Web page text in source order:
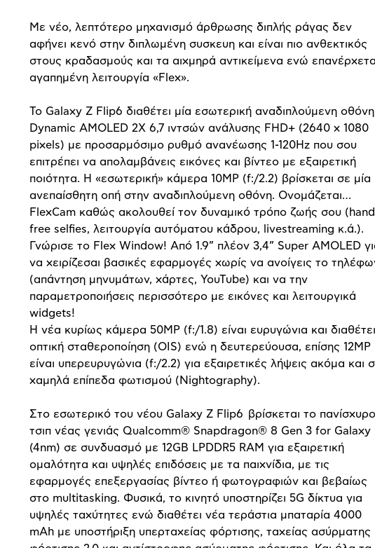
Με νέο, λεπτότερο μηχανισμό άρθρωσης διπλής ράγας δεν
αφήνει κενό στην διπλωμένη συσκευη και είναι πιο ανθεκτικός
στους κραδασμούς και τα αιχμηρά αντικείμενα ενώ
αγαπημένη λειτουργία «Flex».
Το Galaxy Z Flip6 διαθέτει μία εσωτερική αναδιπλούμενη οθόνη
Dynamic AMOLED 2X 6,7 ιντσών ανάλυσης FHD+ (2640 x 1080
pixels) με προσαρμόσιμο ρυθμό ανανέωσης 1-120Hz που σου
επιτρέπει να απολαμβάνεις εικόνες και βίντεο με εξαιρετική
ποιότητα. Η «εσωτερική» κάμερα 10MP (f:/2.2) βρίσκεται σε μία
ανεπαίσθητη οπή στην αναδιπλούμενη οθόνη. Ονομάζεται…
FlexCam καθώς ακολουθεί τον δυναμικό τρόπο ζωής σου
free selfies, λειτουργία αυτόματου κάδρου, livestreaming κ.ά.).
Γνώρισε το Flex Window! Από 1.9” πλέον 3,4” Super AMOLED
να χειρίζεσαι βασικές εφαρμογές χωρίς να ανοίγεις το
(απάντηση μηνυμάτων, χάρτες, YouTube) και να την
παραμετροποιήσεις περισσότερο με εικόνες και λειτουργικά
widgets!
Η νέα κυρίως κάμερα 50MP (f:/1.8) είναι ευρυγώνια και διαθέτει
οπτική σταθεροποίηση (OIS) ενώ η δευτερεύουσα, επίσης 12MP
είναι υπερευρυγώνια (f:/2.2) για εξαιρετικές λήψεις ακόμα και
χαμηλά επίπεδα φωτισμού (Nightography).
Στο εσωτερικό του νέου Galaxy Z Flip6 βρίσκεται το πανίσχυρο
τσιπ νέας γενιάς Qualcomm® Snapdragon® 8 Gen 3 for Galaxy
(4nm) σε συνδυασμό με 12GB LPDDR5 RAM για εξαιρετική
ομαλότητα και υψηλές επιδόσεις με τα παιχνίδια, με τις
εφαρμογές επεξεργασίας βίντεο ή φωτογραφιών και βεβαίως
στο multitasking. Φυσικά, το κινητό υποστηρίζει 5G δίκτυα για
υψηλές ταχύτητες ενώ διαθέτει νέα τεράστια μπαταρία 4000
mAh με υποστήριξη υπερταχείας φόρτισης, ταχείας ασύρματης